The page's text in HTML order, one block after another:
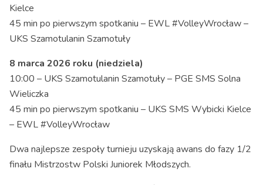
Kielce
45 min po pierwszym spotkaniu – EWL #VolleyWrocław –
UKS Szamotulanin Szamotuły
8 marca 2026 roku (niedziela)
10:00 – UKS Szamotulanin Szamotuły – PGE SMS Solna
Wieliczka
45 min po pierwszym spotkaniu – UKS SMS Wybicki Kielce
– EWL #VolleyWrocław
Dwa najlepsze zespoły turnieju uzyskają awans do fazy 1/2
finału Mistrzostw Polski Juniorek Młodszych.